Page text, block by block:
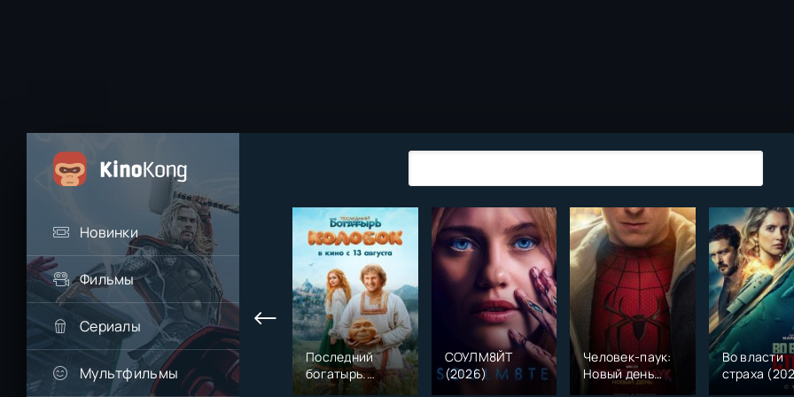
Новинки
Фильмы
Сериалы
Мультфильмы
Последний
богатырь.
Колобок (2026)
СОУЛМ8ЙТ
(2026)
Человек-паук:
Новый день
(2026)
Во власти
страха